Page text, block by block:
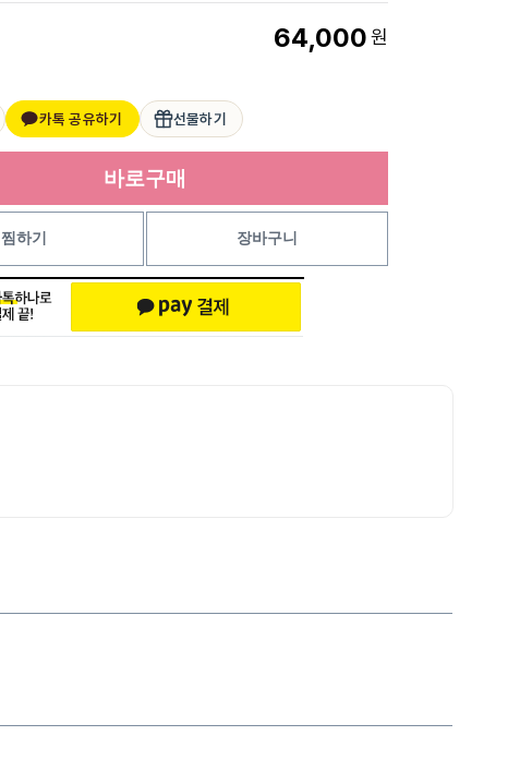
64,000원
카톡 공유하기 선물하기
바로구매
장바구니
찜하기